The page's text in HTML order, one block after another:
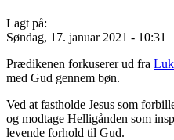
Lagt på:
Søndag, 17. januar 2021 - 10:31
Prædikenen forkuserer ud fra
med Gud gennem bøn.
Ved at fastholde Jesus som
og modtage Helligånden som
levende forhold til Gud.